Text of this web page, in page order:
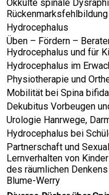
Okkulte spinale
Rückenmarksfehlbildung
Hydrocephalus
Üben – Fördern –
Hydrocephalus und für
Hydrocephalus im
Physiotherapie und
Mobilität bei Spina
Dekubitus Vorbeugen
Urologie Hanrwege,
Hydrocephalus bei
Partnerschaft und
Lernverhalten von
des räumlichen
Blume-Werry